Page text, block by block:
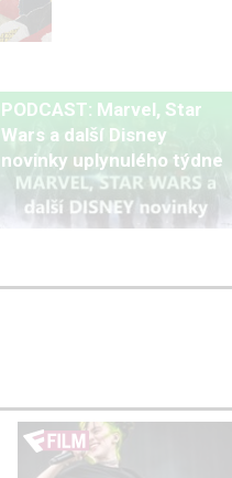
PODCAST: Marvel, Star
Wars a další Disney
novinky uplynulého týdne